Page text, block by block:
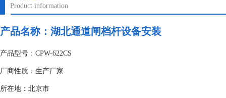
Product information
产品名称： 湖北通道闸档杆设备安装
产品型号：CPW-622CS
厂商性质：生产厂家
所在地：北京市